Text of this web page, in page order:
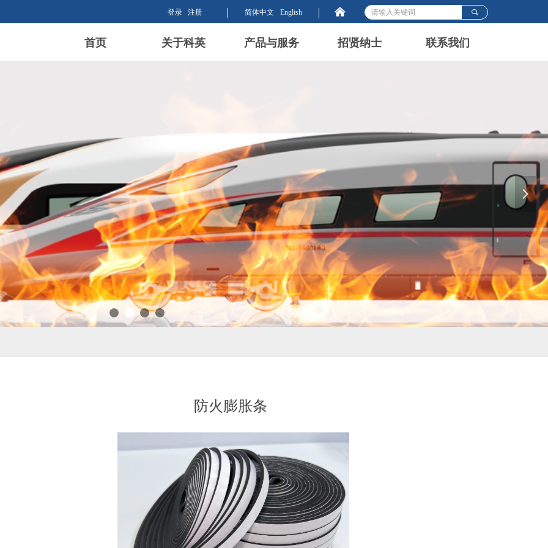
낀 끠
登录 注册 简体中文 English
首页 关于科英 产品与服务 招贤纳士 联系我们
防火膨胀条
넲